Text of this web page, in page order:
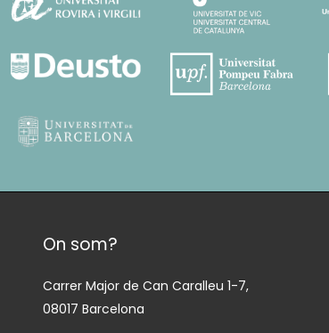
On som?
Carrer Major de Can Caralleu 1-7,
08017 Barcelona